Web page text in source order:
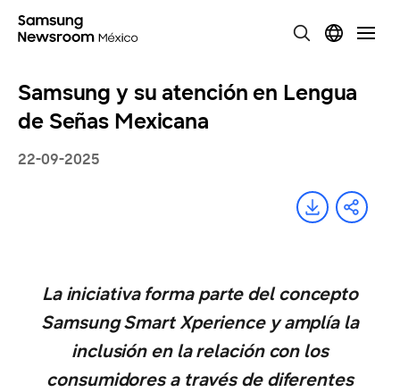
Samsung y su atención en Lengua
de Señas Mexicana
22-09-2025
La iniciativa forma parte del concepto
Samsung Smart Xperience y amplía la
inclusión en la relación con los
consumidores a través de diferentes